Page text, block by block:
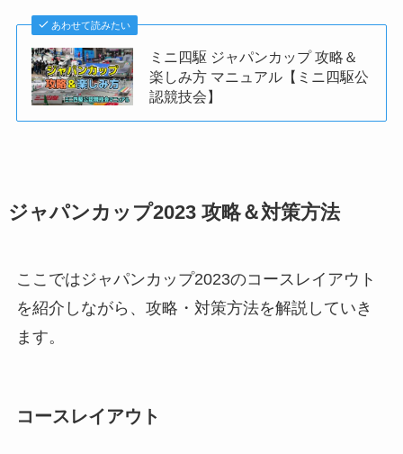
あわせて読みたい
ミニ四駆 ジャパンカップ 攻略＆
楽しみ方 マニュアル【ミニ四駆公
認競技会】
ジャパンカップ2023 攻略＆対策方法
ここではジャパンカップ2023のコースレイアウト
を紹介しながら、攻略・対策方法を解説していき
ます。
コースレイアウト